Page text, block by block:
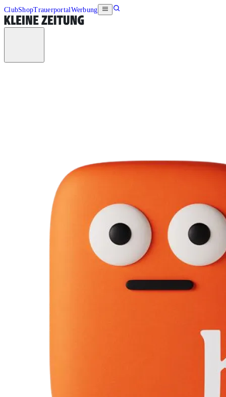
ClubShopTrauerportalWerbung